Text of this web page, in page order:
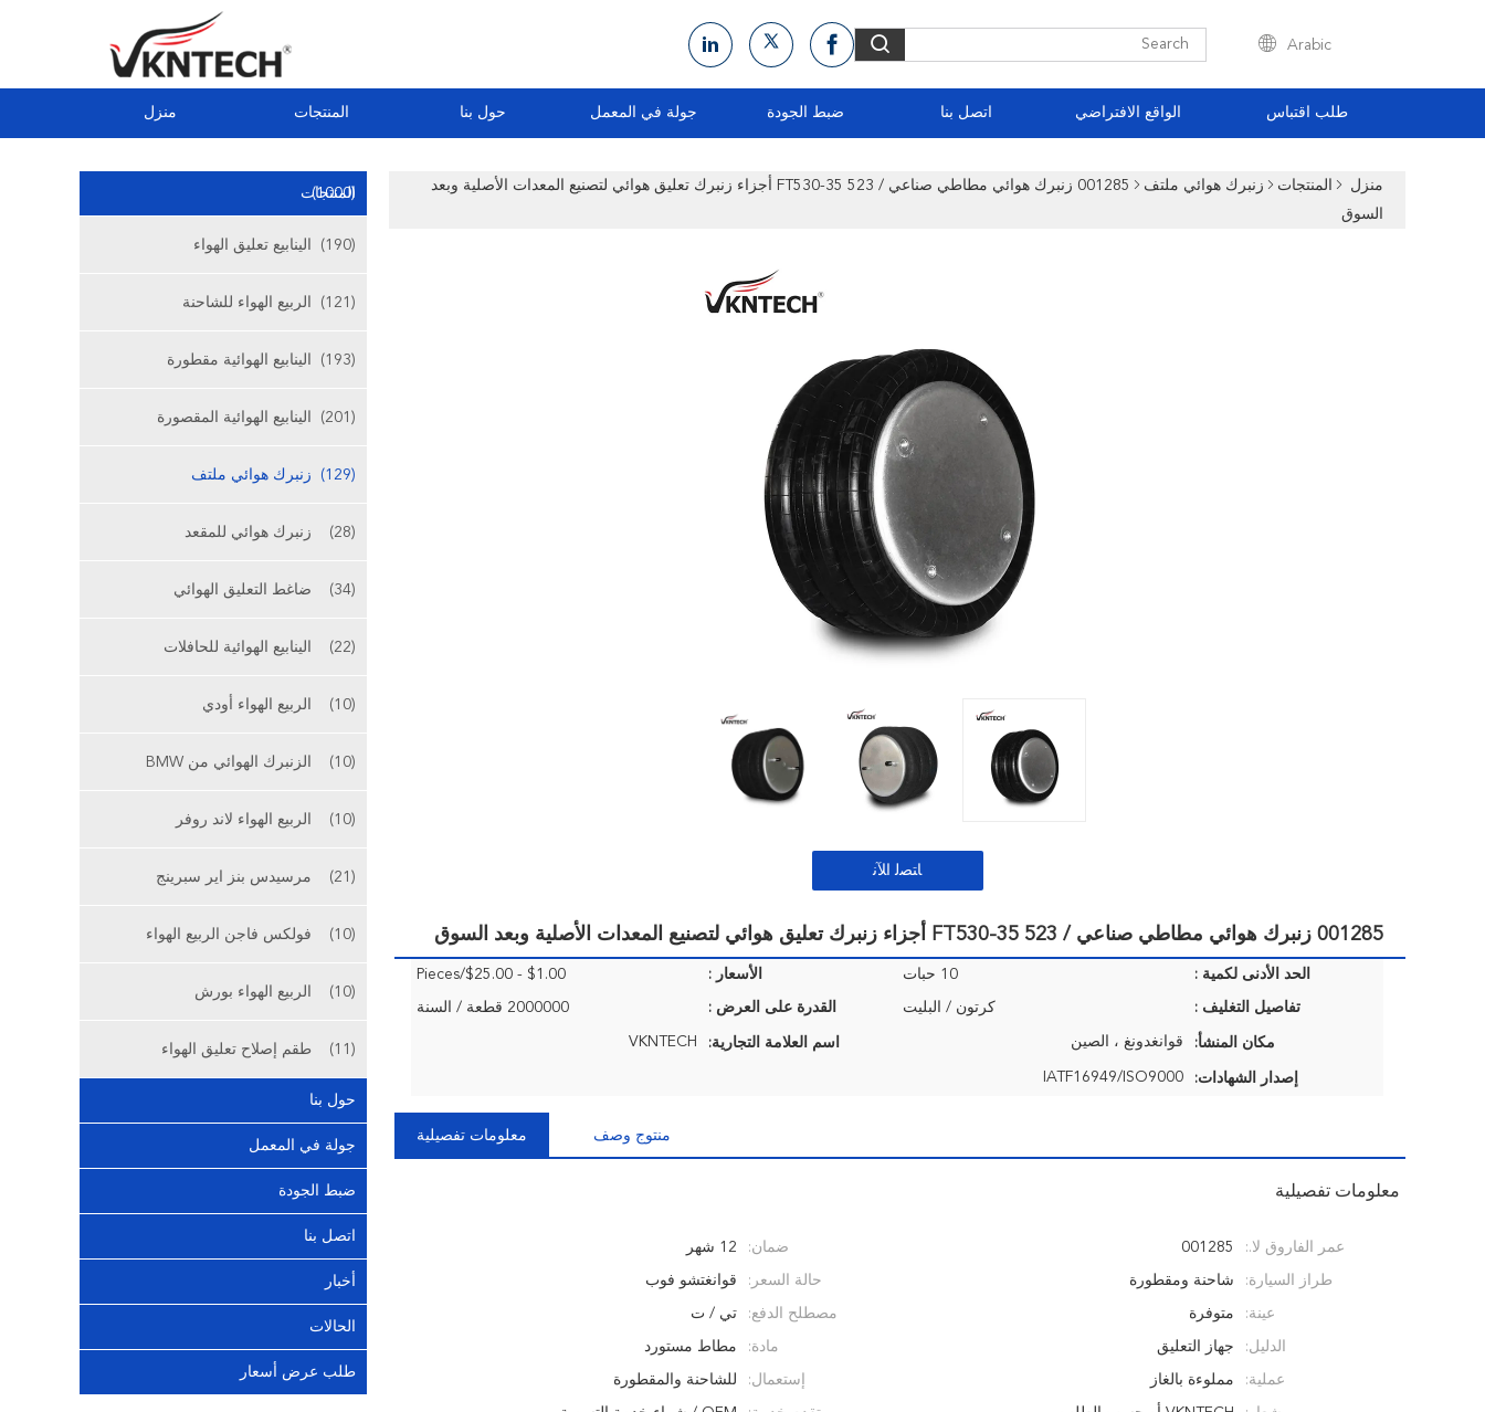
Arabic
منزل المنتجات حول بنا جولة في المعمل ضبط الجودة اتصل بنا الواقع الافتراضي طلب اقتباس
المنتجات(1000)
الينابيع تعليق الهواء (190)
الربيع الهواء للشاحنة (121)
الينابيع الهوائية مقطورة (193)
الينابيع الهوائية المقصورة (201)
زنبرك هوائي ملتف (129)
زنبرك هوائي للمقعد (28)
ضاغط التعليق الهوائي (34)
الينابيع الهوائية للحافلات (22)
الربيع الهواء أودي (10)
الزنبرك الهوائي من BMW (10)
الربيع الهواء لاند روفر (10)
مرسيدس بنز اير سبرينج (21)
فولكس فاجن الربيع الهواء (10)
الربيع الهواء بورش (10)
طقم إصلاح تعليق الهواء (11)
حول بنا
جولة في المعمل
ضبط الجودة
اتصل بنا
أخبار
الحالات
طلب عرض أسعار
منزل المنتجات زنبرك هوائي ملتف
001285 زنبرك هوائي مطاطي صناعي / FT530-35 523 أجزاء زنبرك تعليق هوائي لتصنيع المعدات الأصلية وبعد
السوق
ﺎﺘﺼﻟ ﺍﻶﻧ
001285 زنبرك هوائي مطاطي صناعي / FT530-35 523 أجزاء زنبرك تعليق هوائي لتصنيع المعدات الأصلية وبعد السوق
الحد الأدنى لكمية : 10 حبات الأسعار : $1.00 - $25.00/Pieces
تفاصيل التغليف : كرتون / البليت القدرة على العرض : 2000000 قطعة / السنة
مكان المنشأ: قوانغدونغ ، الصين اسم العلامة التجارية: VKNTECH
إصدار الشهادات: IATF16949/ISO9000
معلومات تفصيلية منتوج وصف
معلومات تفصيلية
عمر الفاروق لا.: 001285 ضمان: 12 شهر
طراز السيارة: شاحنة ومقطورة حالة السعر: قوانغتشو فوب
عينة: متوفرة مصطلح الدفع: تي / ت
الدليل: جهاز التعليق مادة: مطاط مستورد
عملية: مملوءة بالغاز إستعمال: للشاحنة والمقطورة